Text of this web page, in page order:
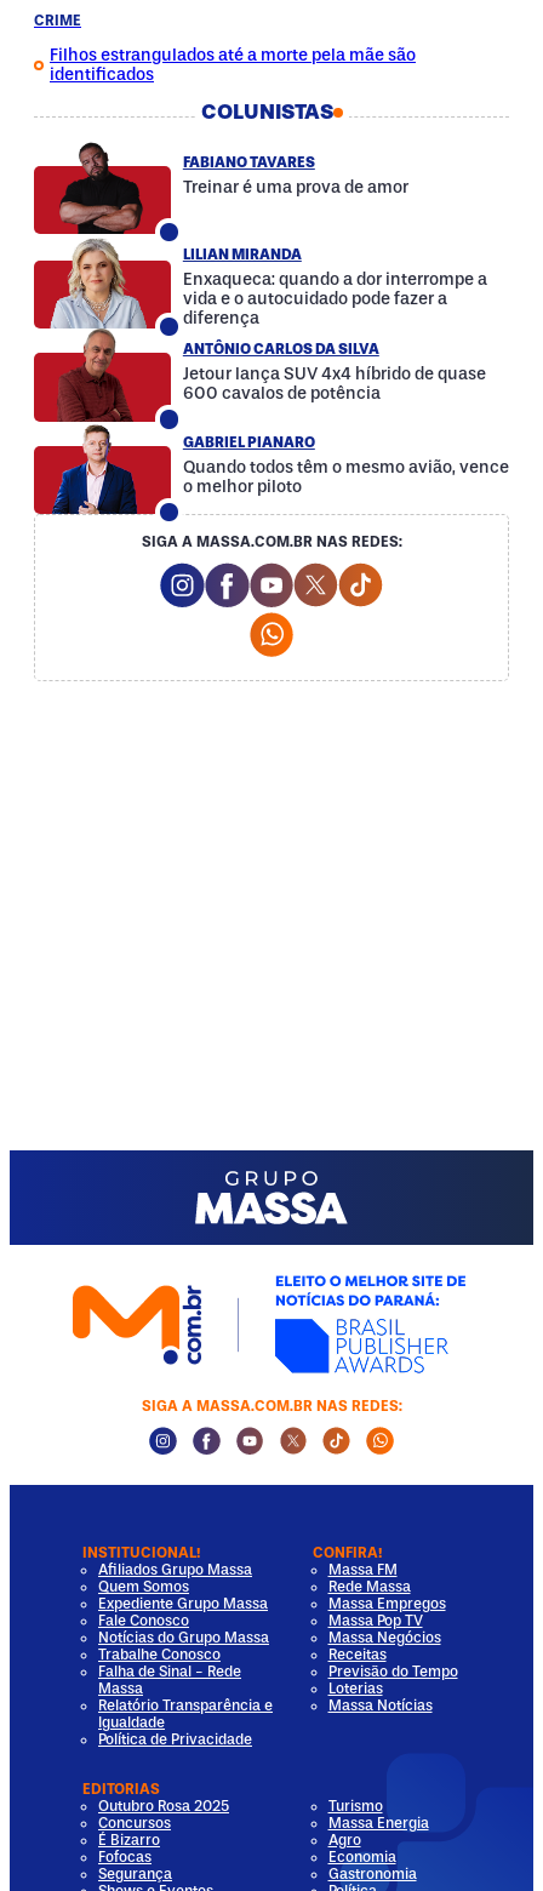
CRIME
Filhos estrangulados até a morte pela mãe são
identificados
COLUNISTAS
FABIANO TAVARES
Treinar é uma prova de amor
LILIAN MIRANDA
Enxaqueca: quando a dor interrompe a
vida e o autocuidado pode fazer a
diferença
ANTÔNIO CARLOS DA SILVA
Jetour lança SUV 4x4 híbrido de quase
600 cavalos de potência
GABRIEL PIANARO
Quando todos têm o mesmo avião, vence
o melhor piloto
SIGA A MASSA.COM.BR NAS REDES:
Instagram Social Media
Facebook Social Media
Youtube Social Media
Twitter Social Media
Tiktok Social
SIGA A MASSA.COM.BR NAS REDES:
Instagram Social Media
Facebook Social Media
Youtube Social Media
Twitter Social Media
Tiktok Social Media
Whatsapp
INSTITUCIONAL!
Afiliados Grupo Massa
Quem Somos
Expediente Grupo Massa
Fale Conosco
Notícias do Grupo Massa
Trabalhe Conosco
Falha de Sinal - Rede
Massa
Relatório Transparência e
Igualdade
Política de Privacidade
CONFIRA!
Massa FM
Rede Massa
Massa Empregos
Massa Pop TV
Massa Negócios
Receitas
Previsão do Tempo
Loterias
Massa Notícias
EDITORIAS
Outubro Rosa 2025
Concursos
É Bizarro
Fofocas
Segurança
Turismo
Massa Energia
Agro
Economia
Gastronomia